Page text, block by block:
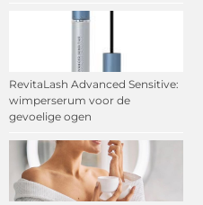
RevitaLash Advanced Sensitive:
wimperserum voor de
gevoelige ogen